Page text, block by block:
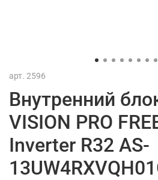
арт. 2596
Внутренний
VISION PRO
Inverter R32 AS-